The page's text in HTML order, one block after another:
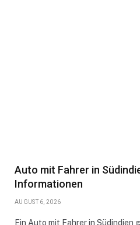
Auto mit Fahrer in
Informationen
AUGUST 6, 2026
Ein Auto mit Fahrer in